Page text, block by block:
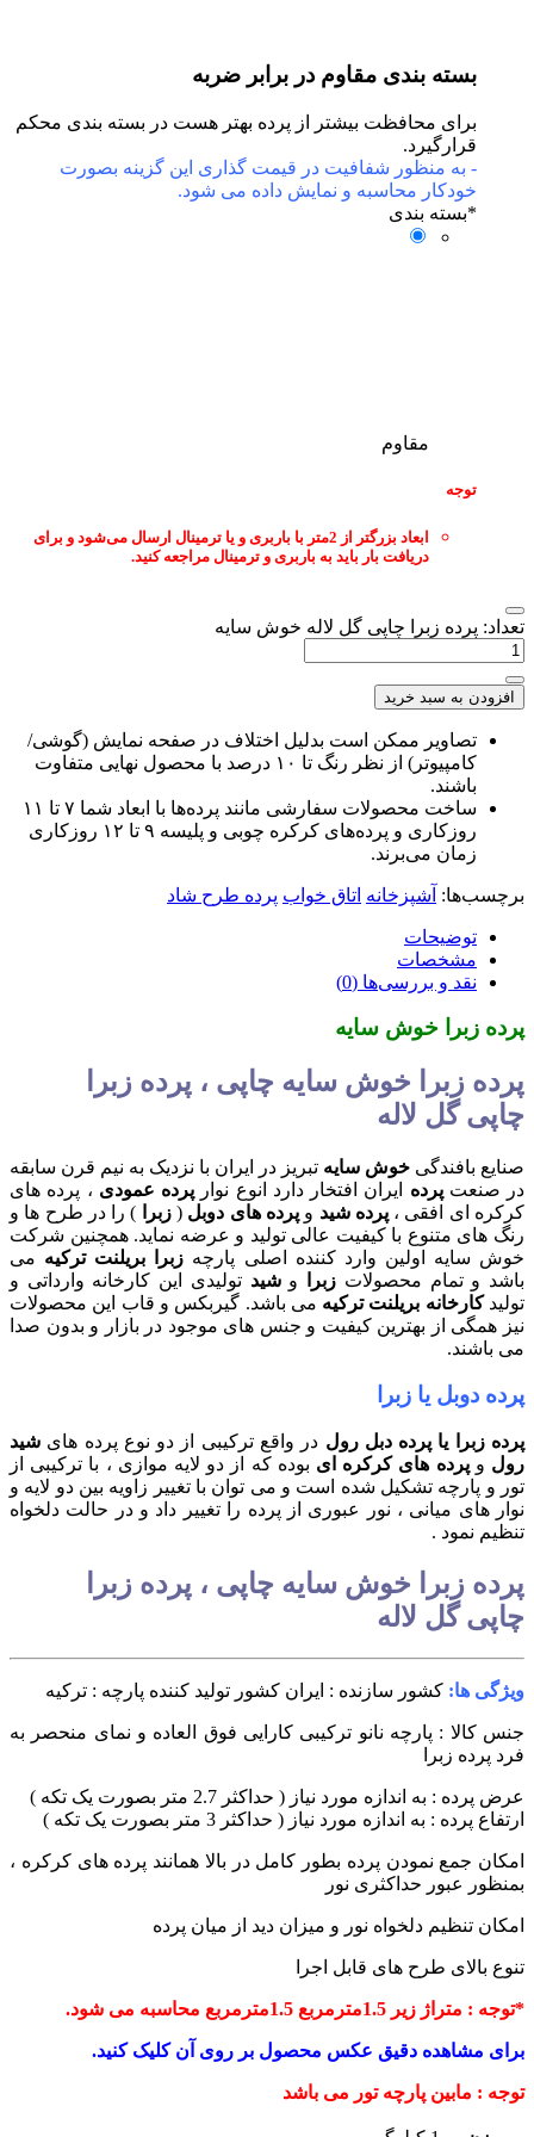
بسته بندی مقاوم در برابر ضربه
برای محافظت بیشتر از پرده بهتر هست در بسته بندی محکم
قرارگیرد.
- به منظور شفافیت در قیمت گذاری این گزینه بصورت
خودکار محاسبه و نمایش داده می شود.
*بسته بندی
مقاوم
توجه
ابعاد بزرگتر از 2متر با باربری و یا ترمینال ارسال می‌شود و برای
دریافت بار باید به باربری و ترمینال مراجعه کنید.
تعداد: پرده زبرا چاپی گل لاله خوش سایه
افزودن به سبد خرید
تصاویر ممکن است بدلیل اختلاف در صفحه نمایش (گوشی/
کامپیوتر) از نظر رنگ تا ۱۰ درصد با محصول نهایی متفاوت
باشند.
ساخت محصولات سفارشی مانند پرده‌ها با ابعاد شما ۷ تا ۱۱
روزکاری و پرده‌های کرکره چوبی و پلیسه ۹ تا ۱۲ روزکاری
زمان می‌برند.
برچسب‌ها: آشپزخانه اتاق خواب پرده طرح شاد
توضیحات
مشخصات
نقد و بررسی‌ها (0)
پرده زبرا خوش سایه
پرده زبرا خوش سایه چاپی ، پرده زبرا
چاپی گل لاله
صنایع بافندگی خوش سایه تبریز در ایران با نزدیک به نیم قرن سابقه
در صنعتپرده ایران افتخار دارد انوع نوار پرده عمودی ، پرده های
کرکره ای افقی ،پرده شید وپرده های دوبل (زبرا
) را در طرح ها و
رنگ های متنوع با کیفیت عالی تولید و عرضه نماید. همچنین شرکت
خوش سایه اولین وارد کننده اصلی پارچه زبرا بریلنت ترکیه می
باشد و تمام محصولات زبرا وشید تولیدی این کارخانه وارداتی و
تولیدکارخانه بریلنت ترکیه می باشد. گیربکس و قاب این محصولات
نیز همگی از بهترین کیفیت و جنس های موجود در بازار و بدون صدا
می باشند.
پرده دوبل یا زبرا
پرده زبرا یا پرده دبل رول در واقع ترکیبی از دو نوع پرده های شید
رول وپرده های کرکره ای بوده که از دو لایه موازی ، با ترکیبی از
تور و پارچه تشکیل شده است و می توان با تغییر زاویه بین دو لایه و
نوار های میانی ، نور عبوری از پرده را تغییر داد و در حالت دلخواه
تنظیم نمود .
پرده زبرا خوش سایه چاپی ، پرده زبرا
چاپی گل لاله
ویژگی ها: کشور سازنده : ایران کشور تولید کننده پارچه : ترکیه
جنس کالا : پارچه نانو ترکیبی کارایی فوق العاده و نمای منحصر به
فرد پرده زبرا
عرض پرده : به اندازه مورد نیاز ( حداکثر 2.7 متر بصورت یک تکه )
ارتفاع پرده : به اندازه مورد نیاز ( حداکثر 3 متر بصورت یک تکه )
امکان جمع نمودن پرده بطور کامل در بالا همانند پرده های کرکره ،
بمنظور عبور حداکثری نور
امکان تنظیم دلخواه نور و میزان دید از میان پرده
تنوع بالای طرح های قابل اجرا
*توجه : متراژ زیر 1.5مترمربع 1.5مترمربع محاسبه می شود.
برای مشاهده دقیق عکس محصول بر روی آن کلیک کنید.
توجه : مابین پارچه تور می باشد